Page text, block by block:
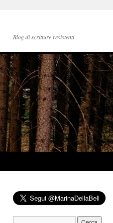
Blog di scritture resistenti